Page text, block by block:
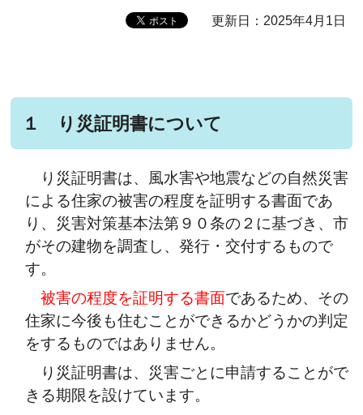
更新日：2025年4月1日
１ り災証明書について
り災証明書は、風水害や地震などの自然災害
による住家の被害の程度を証明する書面であ
り、災害対策基本法第９０条の２に基づき、市
がその建物を調査し、発行・交付するもので
す。
被害の程度を証明する書面であるため、その
住家に今後も住むことができるかどうかの判定
をするものではありません。
り災証明書は、災害ごとに申請することがで
きる期限を設けています。